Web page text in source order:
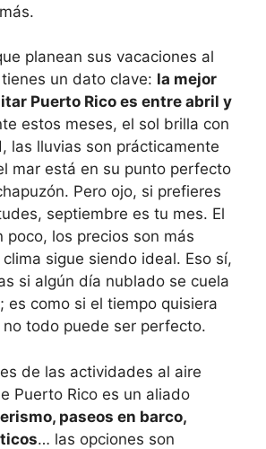
planean sus vacaciones al
un dato clave: la mejor
Puerto Rico es entre abril y
estos meses, el sol brilla con
las lluvias son prácticamente
mar está en su punto perfecto
Pero ojo, si prefieres
septiembre es tu mes. El
poco, los precios son más
sigue siendo ideal. Eso sí,
si algún día nublado se cuela
es como si el tiempo quisiera
todo puede ser perfecto.
de las actividades al aire
Puerto Rico es un aliado
paseos en barco,
… las opciones son